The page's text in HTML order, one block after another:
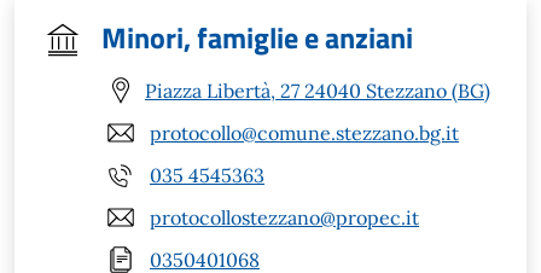
Minori, famiglie e anziani
Piazza Libertà, 27 24040 Stezzano (BG)
protocollo@comune.stezzano.bg.it
035 4545363
protocollostezzano@propec.it
0350401068